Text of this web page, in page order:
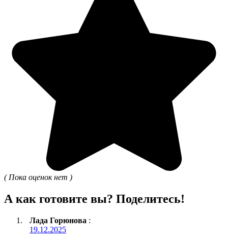
( Пока оценок нет )
А как готовите вы? Поделитесь!
Лада Горюнова :
19.12.2025